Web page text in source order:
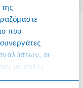
που
οι
με άλλες
ή τις οποίες